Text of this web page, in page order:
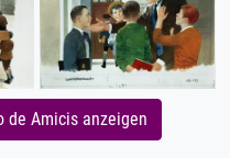
de Amicis anzeigen